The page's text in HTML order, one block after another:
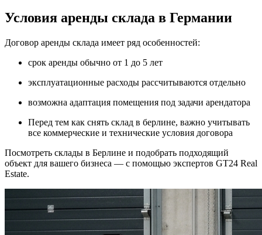
Условия аренды склада в Германии
Договор аренды склада имеет ряд особенностей:
срок аренды обычно от 1 до 5 лет
эксплуатационные расходы рассчитываются отдельно
возможна адаптация помещения под задачи арендатора
Перед тем как снять склад в берлине, важно учитывать
все коммерческие и технические условия договора
Посмотреть склады в Берлине и подобрать подходящий
объект для вашего бизнеса — с помощью экспертов GT24 Real
Estate.